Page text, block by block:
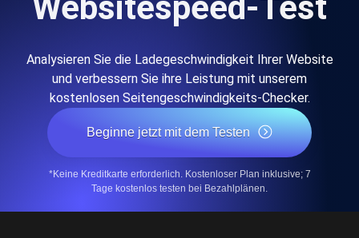
Analysieren Sie die Ladegeschwindigkeit Ihrer Website
und verbessern Sie ihre Leistung mit unserem
kostenlosen Seitengeschwindigkeits-Checker.
Beginne jetzt mit dem Testen
*Keine Kreditkarte erforderlich. Kostenloser Plan inklusive; 7
Tage kostenlos testen bei Bezahlplänen.